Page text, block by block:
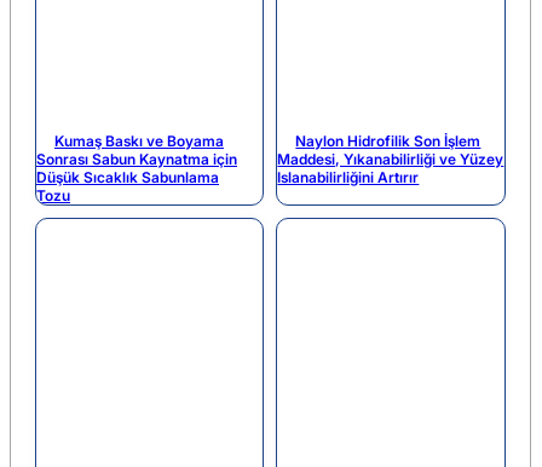
Kumaş Baskı ve Boyama
Sonrası Sabun Kaynatma için
Düşük Sıcaklık Sabunlama
Tozu
Naylon Hidrofilik Son İşlem
Maddesi, Yıkanabilirliği ve Yüzey
Islanabilirliğini Artırır